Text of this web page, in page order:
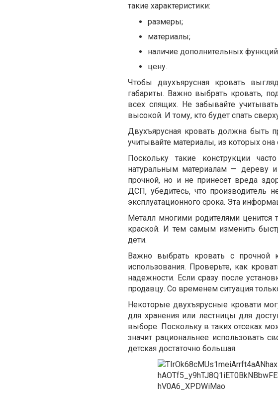
такие характеристики:
размеры;
материалы;
наличие дополнительных
цену.
Чтобы двухъярусная кровать
габариты. Важно выбрать кровать,
всех спящих. Не забывайте
высокой. И тому, кто будет спать
Двухъярусная кровать должна быть
учитывайте материалы, из которых она
Поскольку такие конструкции
натуральным материалам — дереву и
прочной, но и не принесет вреда
ДСП, убедитесь, что производитель
эксплуатационного срока. Эта
Металл многими родителями
краской. И тем самым изменить
дети.
Важно выбрать кровать с прочной
использования. Проверьте, как
надежности. Если сразу после
продавцу. Со временем ситуация
Некоторые двухъярусные кровати
для хранения или лестницы для
выборе. Поскольку в таких отсеках
значит рациональнее использовать
детская достаточно большая.